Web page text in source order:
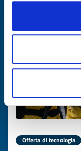
Offerta di tecnologia